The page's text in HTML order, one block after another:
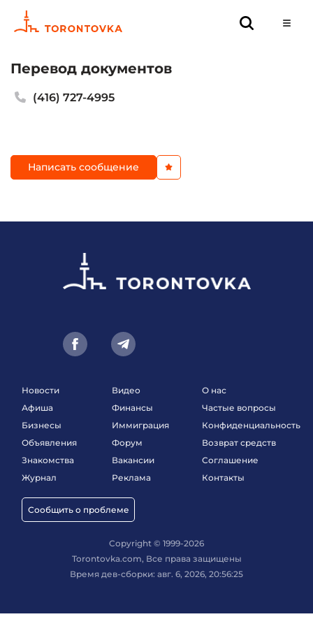
Перевод документов
(416) 727-4995
Написать сообщение
Новости
Афиша
Бизнесы
Объявления
Знакомства
Журнал
Сообщить о проблеме
Видео
Финансы
Иммиграция
Форум
Вакансии
Реклама
О нас
Частые вопросы
Конфиденциальность
Возврат средств
Соглашение
Контакты
Copyright © 1999-2026
Torontovka.com, Все права защищены
Время дев-сборки: авг. 6, 2026, 20:56:25